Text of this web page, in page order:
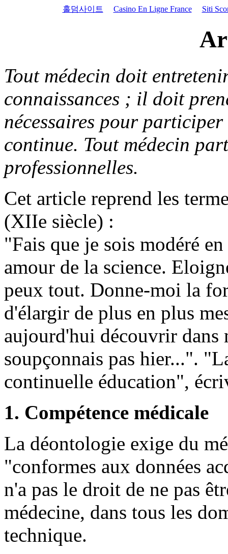
홀덤사이트 Casino En Ligne France Siti
Tout médecin doit
connaissances ; il doit
nécessaires pour
continue. Tout médecin
professionnelles.
Cet article reprend les
(XIIe siècle) :
"Fais que je sois modéré
amour de la science.
peux tout. Donne-moi la
d'élargir de plus en plus
aujourd'hui découvrir dans
soupçonnais pas hier...".
continuelle éducation",
1. Compétence médicale
La déontologie exige du
"conformes aux données
n'a pas le droit de ne pas
médecine, dans tous les
technique.